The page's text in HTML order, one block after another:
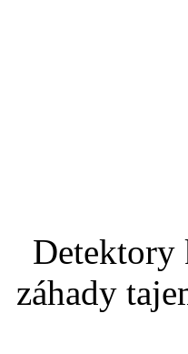
Detektory
záhady